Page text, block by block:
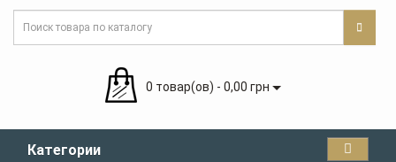
0 товар(ов) - 0,00 грн
Категории